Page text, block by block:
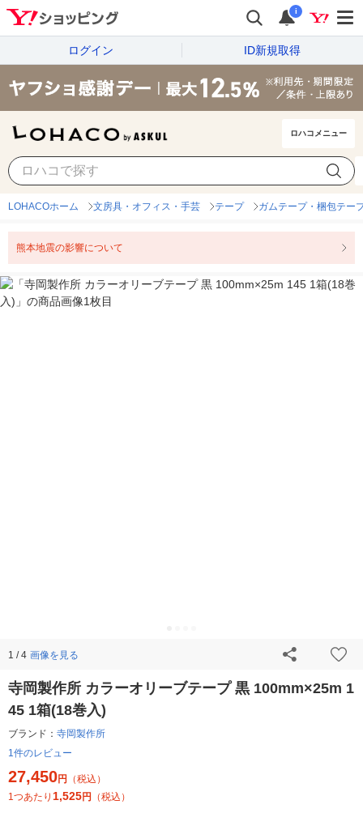
i
ログイン ID新規取得
ロハコメニュー
LOHACOホーム 文房具・オフィス・手芸 テープ ガムテープ・梱包テー
熊本地震の影響について
1 / 4 画像を見る
寺岡製作所 カラーオリーブテープ 黒 100mm×25m 1
45 1箱(18巻入)
ブランド： 寺岡製作所
1件のレビュー
27,450円
（税込）
1つあたり 1,525円 （税込）